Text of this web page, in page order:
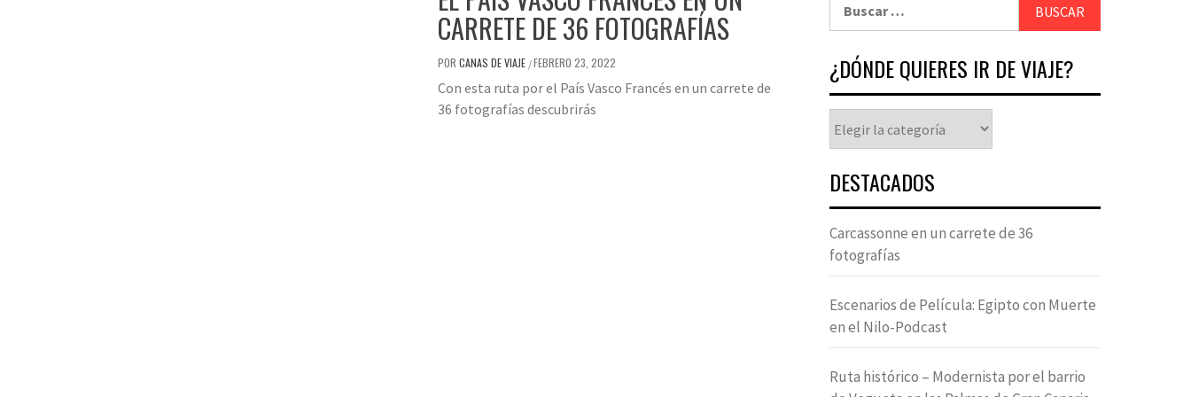
CARRETE DE 36 FOTOGRAFÍAS
POR CANAS DE VIAJE /FEBRERO 23, 2022
Con esta ruta por el País Vasco Francés en un carrete de
36 fotografías descubrirás
¿DÓNDE QUIERES IR DE VIAJE?
DESTACADOS
Carcassonne en un carrete de 36
fotografías
Escenarios de Película: Egipto con Muerte
en el Nilo-Podcast
Ruta histórico – Modernista por el barrio